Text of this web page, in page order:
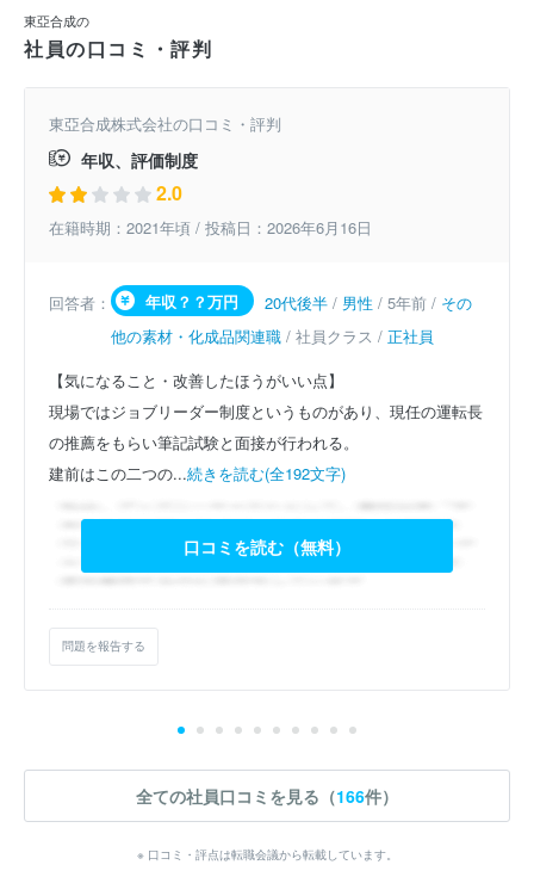
東亞合成の
社員の口コミ・評判
東亞合成株式会社の口コミ・評判
年収、評価制度
2.0
在籍時期：2021年頃 / 投稿日：2026年6月16日
回答者： 年収？？万円 20代後半 / 男性 / 5年前 / その
他の素材・化成品関連職 / 社員クラス / 正社員
【気になること・改善したほうがいい点】
現場ではジョブリーダー制度というものがあり、現任の運転長
の推薦をもらい筆記試験と面接が行われる。
建前はこの二つの...続きを読む(全192文字)
口コミを読む（無料）
問題を報告する
全ての社員口コミを見る（166件）
※ 口コミ・評点は転職会議から転載しています。